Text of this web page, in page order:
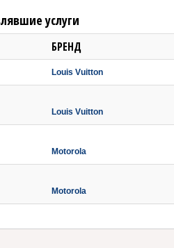
услуги
БРЕНД
Louis Vuitton
Louis Vuitton
Motorola
Motorola